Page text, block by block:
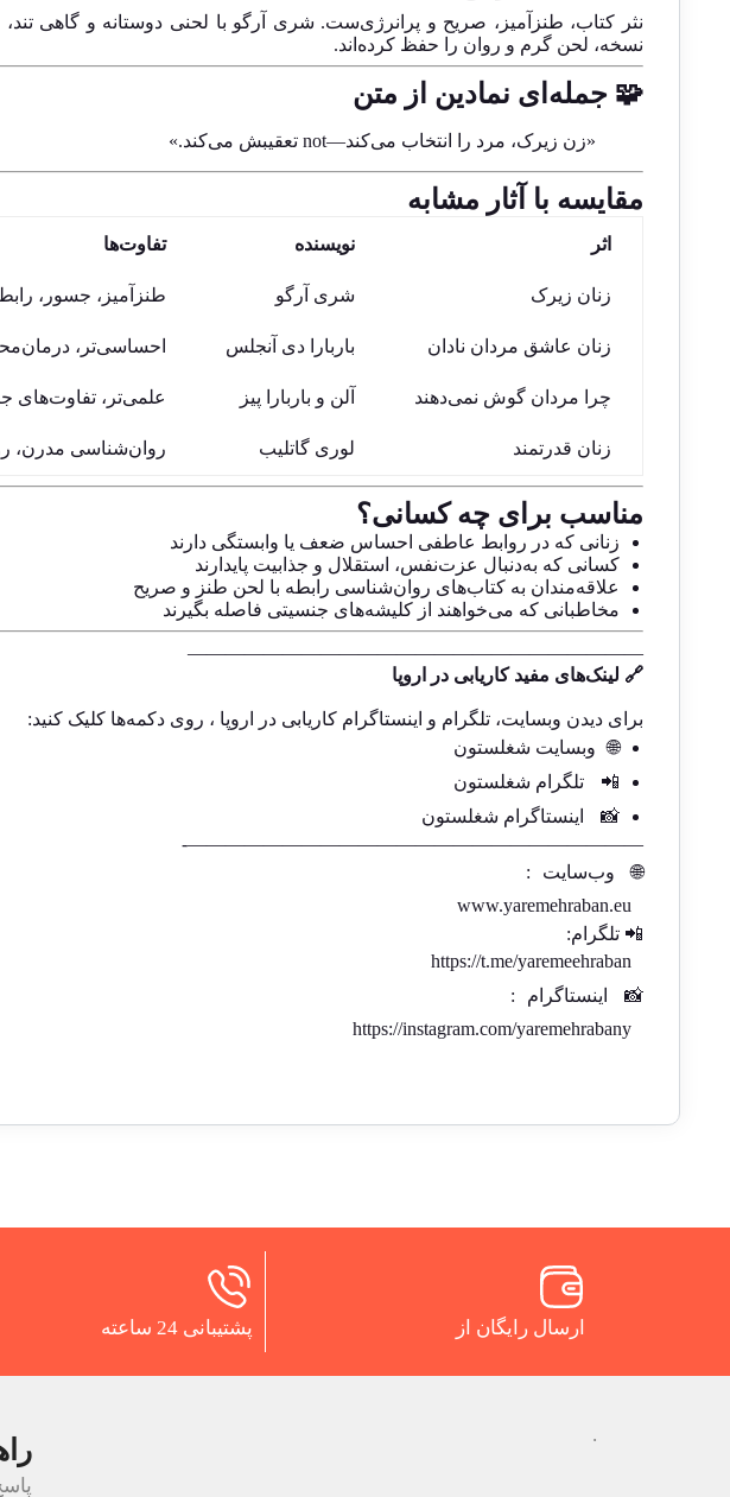
نثر کتاب، طنزآمیز، صریح و پرانرژی‌ست. شری آرگو با لحنی دوستانه و گاهی
نسخه، لحن گرم و روان را حفظ کرده‌اند.
🧩 جمله‌ای نمادین از متن
«زن زیرک، مرد را انتخاب می‌کند—not تعقیبش می‌کند.»
مقایسه با آثار مشابه
اثر نویسنده تفاوت‌ها
زنان زیرک شری آرگو طنزآمیز، جسور،
زنان عاشق مردان نادان باربارا دی آنجلس احساسی‌تر،
چرا مردان گوش نمی‌دهند آلن و باربارا پیز علمی‌تر، تفاوت‌های
زنان قدرتمند لوری گاتلیب روان‌شناسی مدرن،
مناسب برای چه کسانی؟
زنانی که در روابط عاطفی احساس ضعف یا وابستگی دارند
کسانی که به‌دنبال عزت‌نفس، استقلال و جذابیت پایدارند
علاقه‌مندان به کتاب‌های روان‌شناسی رابطه با لحن طنز و صریح
مخاطبانی که می‌خواهند از کلیشه‌های جنسیتی فاصله بگیرند
————————————————————————
🔗 لینک‌های مفید کاریابی در اروپا
برای دیدن وبسایت، تلگرام و اینستاگرام کاریابی در اروپا ، روی دکمه‌ها کلیک کنید:
🌐
وبسایت شغلستون
📲
تلگرام شغلستون
📸
اینستاگرام شغلستون
————————————————————————-
🌐
وب‌سایت
:
www.yaremehraban.eu
📲 تلگرام:
https://t.me/yaremeehraban
📸
اینستاگرام
:
https://instagram.com/yaremehrabany
ارسال رایگان از پشتیبانی 24 ساعته
.